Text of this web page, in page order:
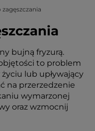
bujną fryzurą.
to problem
lub upływający
na przerzedzenie
wymarzonej
oraz wzmocnij